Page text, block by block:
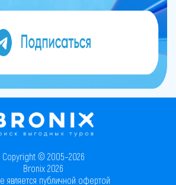
Copyright © 2005–2026
Bronix 2026
является публичной офертой